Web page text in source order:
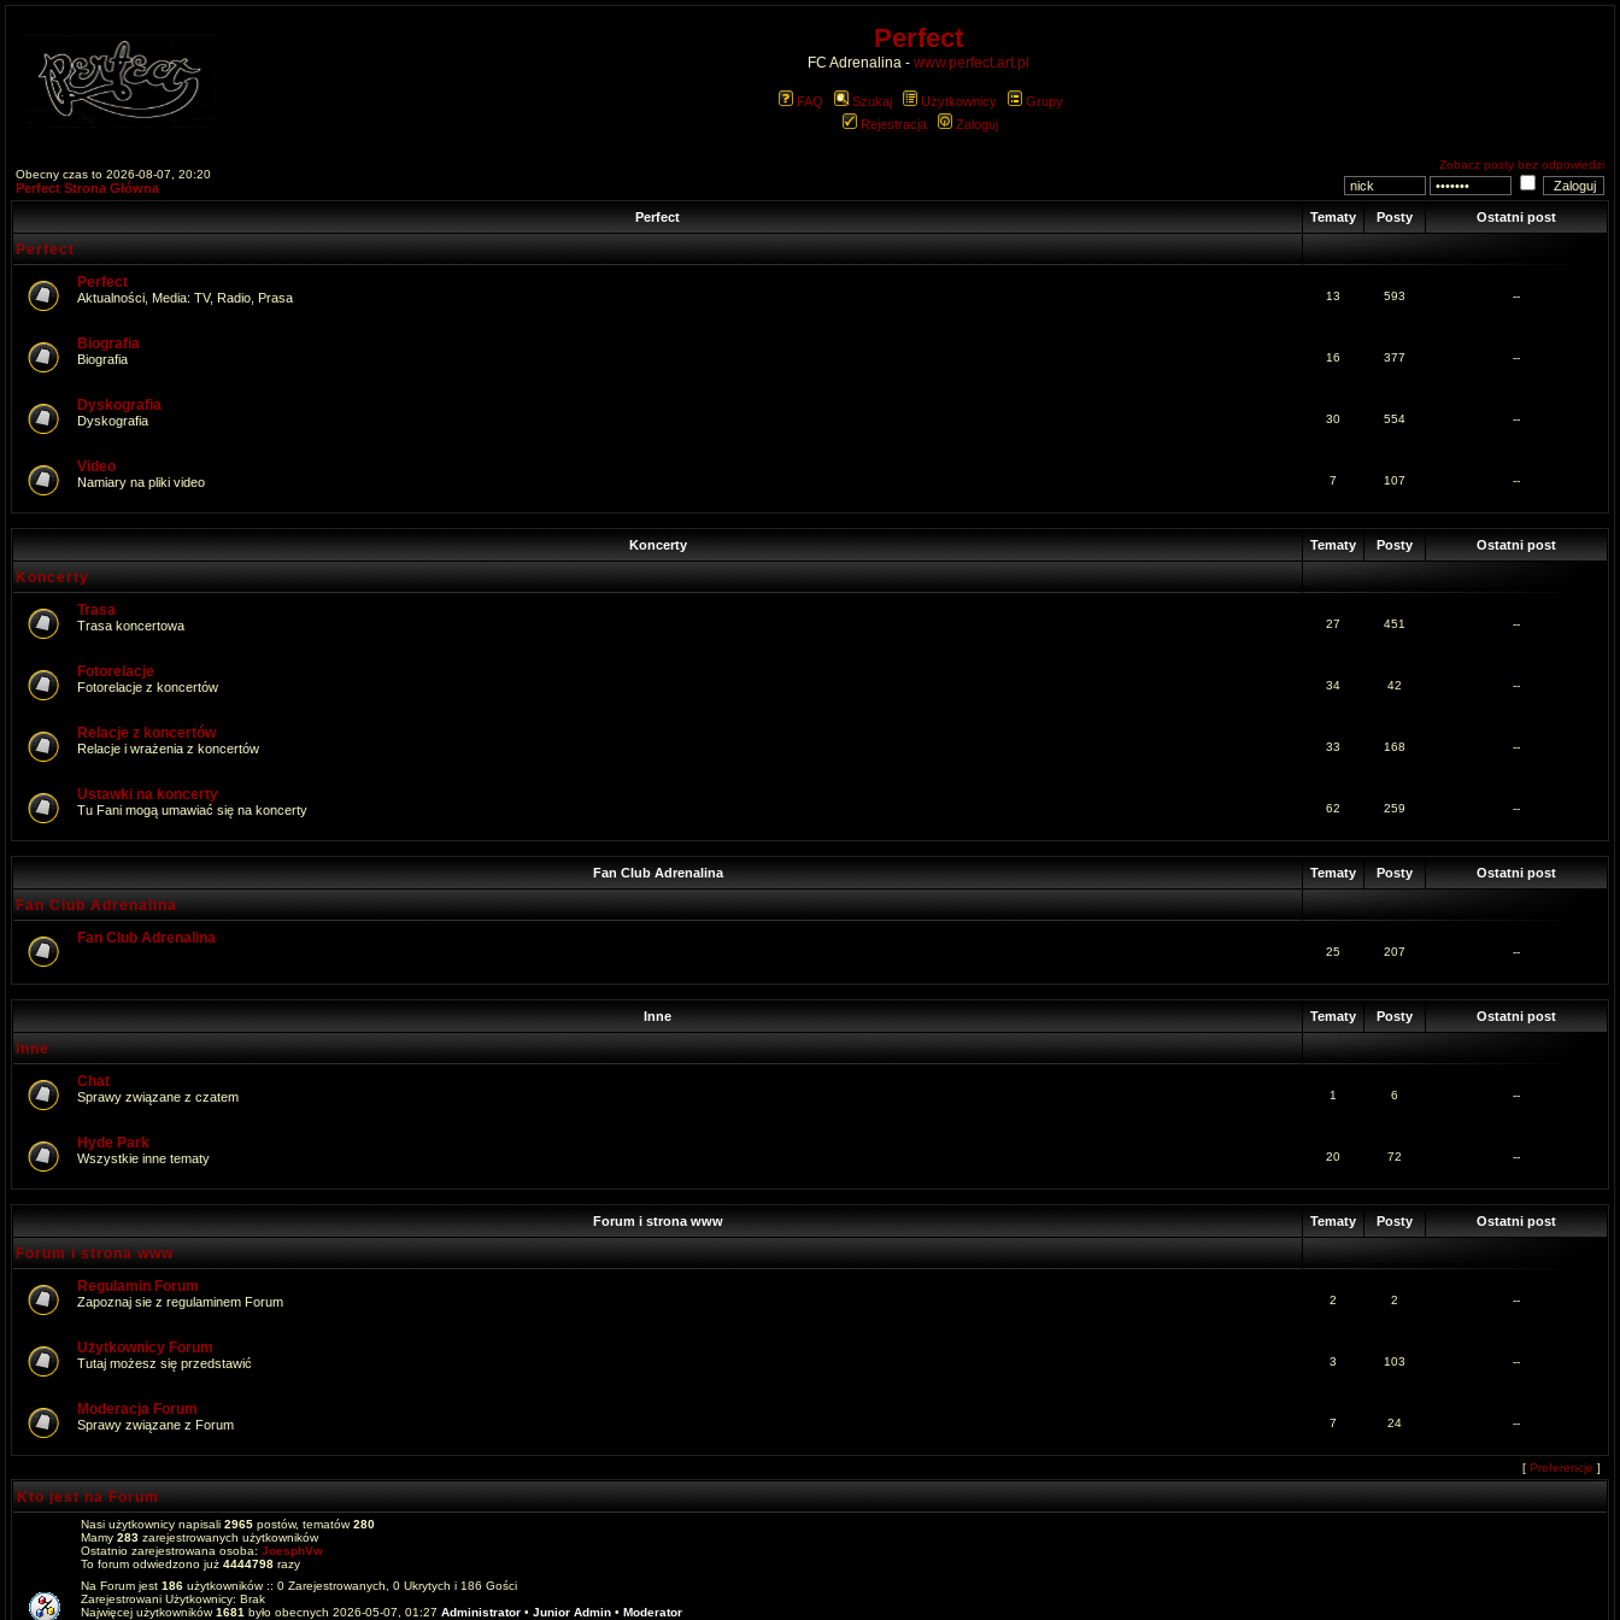
Perfect
FC Adrenalina - www.perfect.art.pl
FAQ Szukaj Użytkownicy
Grupy
Rejestracja
Zaloguj
Obecny czas to 2026-08-07, 20:20
Perfect Strona Główna
Zobacz posty bez odpowiedzi
Perfect Tematy Posty Ostatni post
Perfect
Perfect
Aktualności, Media: TV, Radio, Prasa 13 593 --
Biografia
Biografia 16 377 --
Dyskografia
Dyskografia 30 554 --
Video
Namiary na pliki video 7 107 --
Koncerty Tematy Posty Ostatni post
Koncerty
Trasa
Trasa koncertowa 27 451 --
Fotorelacje
Fotorelacje z koncertów 34 42 --
Relacje z koncertów
Relacje i wrażenia z koncertów 33 168 --
Ustawki na koncerty
Tu Fani mogą umawiać się na koncerty 62 259 --
Fan Club Adrenalina Tematy Posty Ostatni post
Fan Club Adrenalina
Fan Club Adrenalina
25 207 --
Inne Tematy Posty Ostatni post
Inne
Chat
Sprawy związane z czatem 1 6 --
Hyde Park
Wszystkie inne tematy 20 72 --
Forum i strona www Tematy Posty Ostatni post
Forum i strona www
Regulamin Forum
Zapoznaj sie z regulaminem Forum 2 2 --
Użytkownicy Forum
Tutaj możesz się przedstawić 3 103 --
Moderacja Forum
Sprawy związane z Forum 7 24 --
[ Preferencje ]
Kto jest na Forum
Nasi użytkownicy napisali 2965 postów, tematów280
Mamy 283 zarejestrowanych użytkowników
Ostatnio zarejestrowana osoba: JoesphVw
To forum odwiedzono już 4444798 razy
Na Forum jest 186 użytkowników :: 0 Zarejestrowanych, 0 Ukrytych i 186 Gości
Zarejestrowani Użytkownicy: Brak
Najwięcej użytkowników1681 było obecnych 2026-05-07, 01:27 Administrator • Junior Admin • Moderator